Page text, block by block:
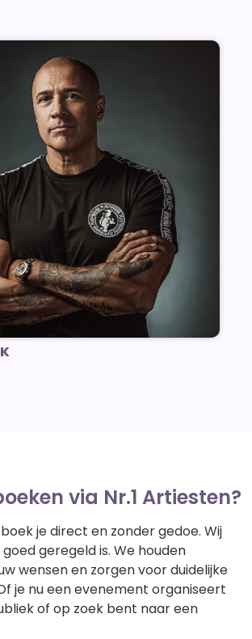
via Nr.1 Artiesten?
boek je direct en zonder gedoe. Wij
geregeld is. We houden
wensen en zorgen voor duidelijke
je nu een evenement organiseert
of op zoek bent naar een